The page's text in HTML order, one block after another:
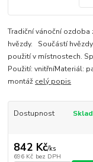
Tradiční vánoční
hvězdy. Součástí
použití v místnostech.
Použití: vnitřníMateriál:
montáž celý popis
Dostupnost
842 Kč/ks
696 Kč bez DPH